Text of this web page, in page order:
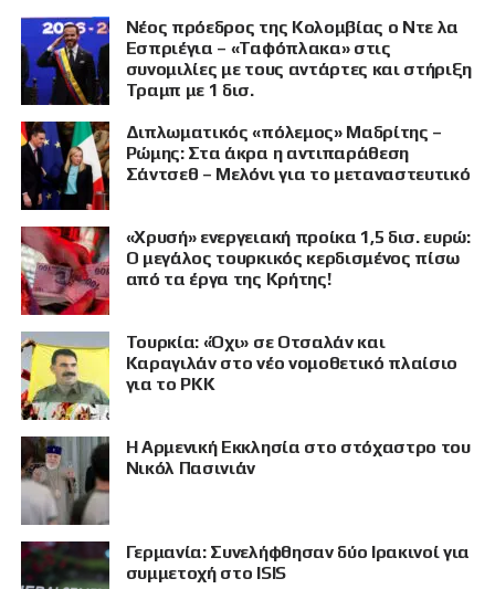
Νέος πρόεδρος της Κολομβίας ο Ντε λα
Εσπριέγια – «Ταφόπλακα» στις
συνομιλίες με τους αντάρτες και στήριξη
Τραμπ με 1 δισ.
Διπλωματικός «πόλεμος» Μαδρίτης –
Ρώμης: Στα άκρα η αντιπαράθεση
Σάντσεθ – Μελόνι για το μεταναστευτικό
«Χρυσή» ενεργειακή προίκα 1,5 δισ. ευρώ:
Ο μεγάλος τουρκικός κερδισμένος πίσω
από τα έργα της Κρήτης!
Τουρκία: «Όχι» σε Οτσαλάν και
Καραγιλάν στο νέο νομοθετικό πλαίσιο
για το PKK
Η Αρμενική Εκκλησία στο στόχαστρο του
Νικόλ Πασινιάν
Γερμανία: Συνελήφθησαν δύο Ιρακινοί για
συμμετοχή στο ISIS